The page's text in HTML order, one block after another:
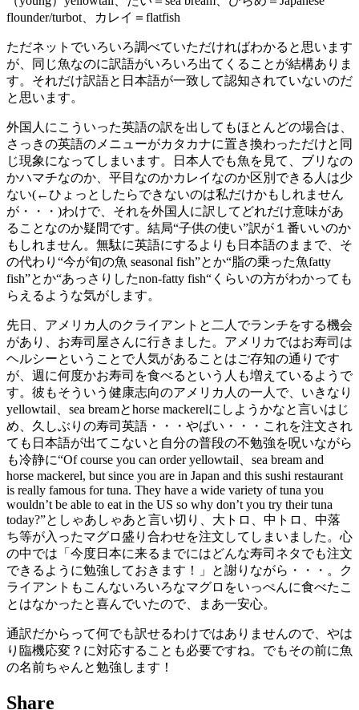
flounder/turbot、カレイ＝flatfish
ただネットでいろいろ調べていただければわかると思います
が、同じ魚なのに訳語がいろいろ出てくることが結構ありま
す。それだけ訳語と日本語が一致して認知されていないのだ
と思います。
外国人にこういった英語の訳を出してもほとんどの場合は、
さっきの英語のメニューがカタカナに置き換わっただけと同
じ現象になってしまいます。日本人でも魚を見て、ブリなの
かハマチなのか、平目なのかカレイなのか区別できる人は少
ない(←ひょっとしたらできないのは私だけかもしれません
が・・・)わけで、それを外国人に訳してどれだけ意味があ
ることなのか疑問です。結局“子供の使い”訳が１番いいのか
もしれません。無駄に英語にするよりも日本語のままで、そ
の代わり“今が旬の魚 seasonal fish”とか“脂の乗った魚fatty
fish”とか“あっさりしたnon-fatty fish“くらいの方がわかっても
らえるような気がします。
先日、アメリカ人のクライアントと二人でランチをする機会
があり、お寿司屋さんに行きました。アメリカではお寿司は
ヘルシーということで人気があることはご存知の通りです
が、週に何度かお寿司を食べるという人も増えているようで
す。彼もそういう健康志向のアメリカ人の一人で、いきなり
yellowtail、sea breamとhorse mackerelにしようかなと言いはじ
め、久しぶりの寿司英語・・・やばい・・・これを注文され
ても日本語が出てこないと自分の普段の不勉強を呪いながら
も冷静に“Of course you can order yellowtail、sea bream and
horse mackerel, but since you are in Japan and this sushi restaurant
is really famous for tuna. They have a wide variety of tuna you
wouldn’t be able to eat in the US so why don’t you try their tuna
today?”としゃあしゃあと言い切り、大トロ、中トロ、中落
ち等が入ったマグロ盛り合わせを注文してしまいました。心
の中では「今度日本に来るまでにはどんな寿司ネタでも注文
できるように勉強しておきます！」と謝りながら・・・。ク
ライアントもこんないろいろなマグロをいっぺんに食べたこ
とはなかったと喜んでいたので、まあ一安心。
通訳だからって何でも訳せるわけではありませんので、やは
り臨機応変？に対応することも必要ですね。でもその前に魚
の名前ちゃんと勉強します！
Share